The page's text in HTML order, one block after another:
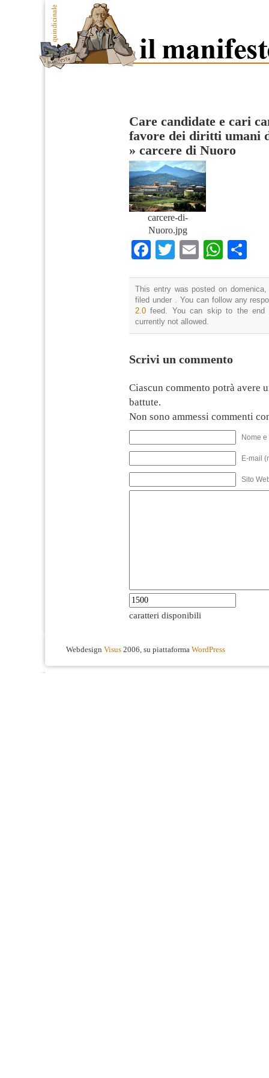
Care candidate e cari
favore dei diritti umani
» carcere di Nuoro
carcere-di-
Nuoro.jpg
Facebook
TwitterEmail
This entry was posted on
filed under . You can follow any
2.0 feed. You can skip to the end
currently not allowed.
Scrivi un commento
Ciascun commento potrà avere
battute.
Non sono ammessi commenti
Nome
E-mail
Sito
caratteri disponibili
Webdesign Visus 2006, su piattaforma WordPress